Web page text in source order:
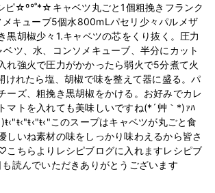
☆º°˚*☆キャベツ丸ごと1個粗挽きフランク
キューブ5個水800mLパセリ少々パルメザ
黒胡椒少々1.キャベツの芯をくり抜く。圧力
ツ、水、コンソメキューブ、半分にカット
れ強火で圧力がかかったら弱火で5分煮て火
けれたら塩、胡椒で味を整えて器に盛る。パ
ーズ、粗挽き黒胡椒をかける。お好みでカレ
マトを入れても美味しいですね(*´艸｀*)ｧﾊ
このスープはキャベツが丸ごと食
しいね素材の味をしっかり味わえるから皆さ
こちらよりレシピブログに入れますレシピブ
読んでいただきありがとうございます